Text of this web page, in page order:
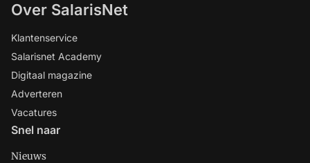
Over SalarisNet
Klantenservice
Salarisnet Academy
Digitaal magazine
Adverteren
Vacatures
Snel naar
Nieuws